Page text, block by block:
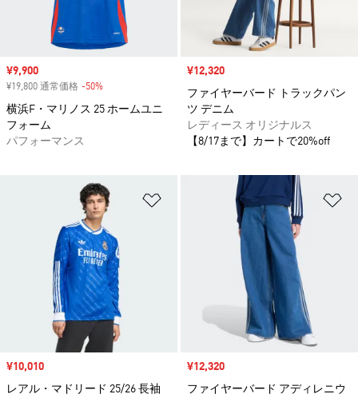
セール価格
¥9,900
¥19,800 通常価格 -50%
横浜F・マリノス 25 ホームユニ
フォーム
パフォーマンス
セール価格
¥12,320
ファイヤーバード トラックパン
ツ デニム
レディース オリジナルス
【8/17まで】カートで20%off
ほしいものリストに追加
セール価格
¥10,010
レアル・マドリード 25/26 長袖
セール価格
¥12,320
ファイヤーバード アディレニウ